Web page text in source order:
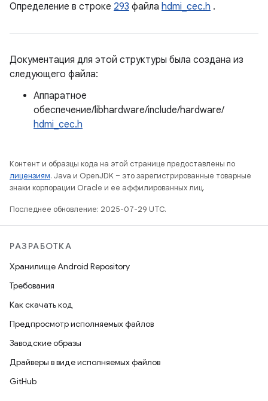
Определение в строке 293 файла hdmi_cec.h .
Документация для этой структуры была создана из
следующего файла:
Аппаратное
обеспечение/libhardware/include/hardware/
hdmi_cec.h
Контент и образцы кода на этой странице предоставлены по
лицензиям. Java и OpenJDK – это зарегистрированные товарные
знаки корпорации Oracle и ее аффилированных лиц.
Последнее обновление: 2025-07-29 UTC.
РАЗРАБОТКА
Хранилище Android Repository
Требования
Как скачать код
Предпросмотр исполняемых файлов
Заводские образы
Драйверы в виде исполняемых файлов
GitHub